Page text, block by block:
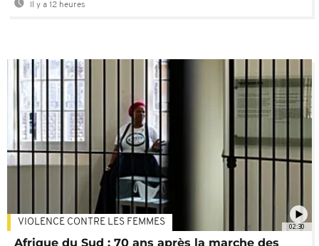
Il y a 12 heures
02:30
VIOLENCE CONTRE LES FEMMES
Afrique du Sud : 70 ans après la marche des